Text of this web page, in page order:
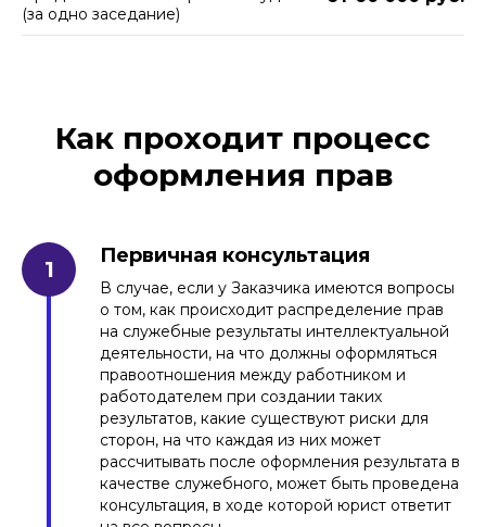
(за одно заседание)
Как проходит процесс
оформления прав
Первичная консультация
В случае, если у Заказчика имеются вопросы
о том, как происходит распределение прав
на служебные результаты интеллектуальной
деятельности, на что должны оформляться
правоотношения между работником и
работодателем при создании таких
результатов, какие существуют риски для
сторон, на что каждая из них может
рассчитывать после оформления результата в
качестве служебного, может быть проведена
консультация, в ходе которой юрист ответит